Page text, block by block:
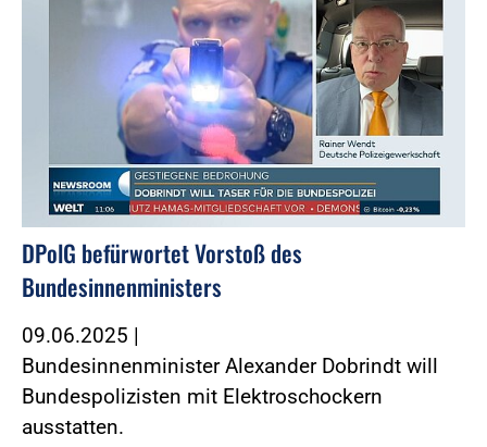
DPolG befürwortet Vorstoß des
Bundesinnenministers
09.06.2025 |
Bundesinnenminister Alexander Dobrindt will
Bundespolizisten mit Elektroschockern
ausstatten.